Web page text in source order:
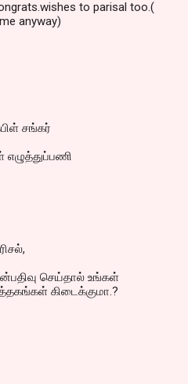
to parisal too.(
anyway)
சங்கர்
செய்தால் உங்கள்
கிடைக்குமா.?